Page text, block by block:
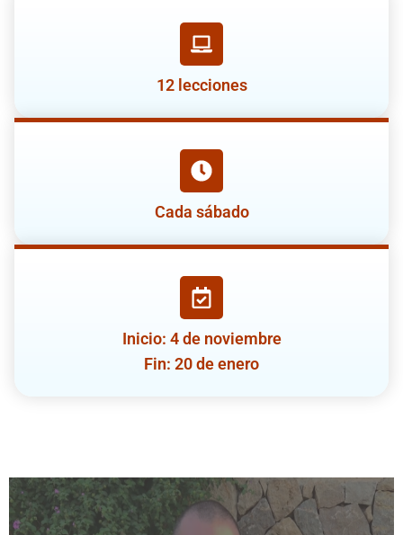
12 lecciones
Cada sábado
Inicio: 4 de noviembre
Fin: 20 de enero